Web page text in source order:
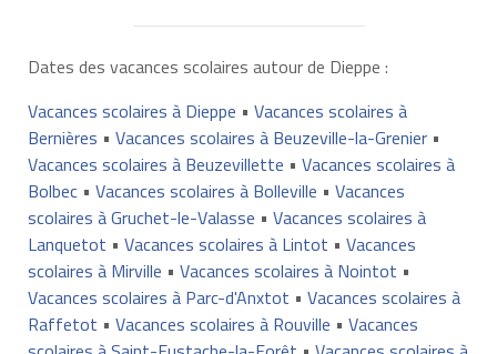
Dates des vacances scolaires autour de Dieppe :
Vacances scolaires à Dieppe • Vacances scolaires à
Bernières • Vacances scolaires à Beuzeville-la-Grenier•
Vacances scolaires à Beuzevillette • Vacances scolaires à
Bolbec• Vacances scolaires à Bolleville • Vacances
scolaires à Gruchet-le-Valasse • Vacances scolaires à
Lanquetot • Vacances scolaires à Lintot • Vacances
scolaires à Mirville • Vacances scolaires à Nointot •
Vacances scolaires à Parc-d'Anxtot • Vacances scolaires à
Raffetot • Vacances scolaires à Rouville • Vacances